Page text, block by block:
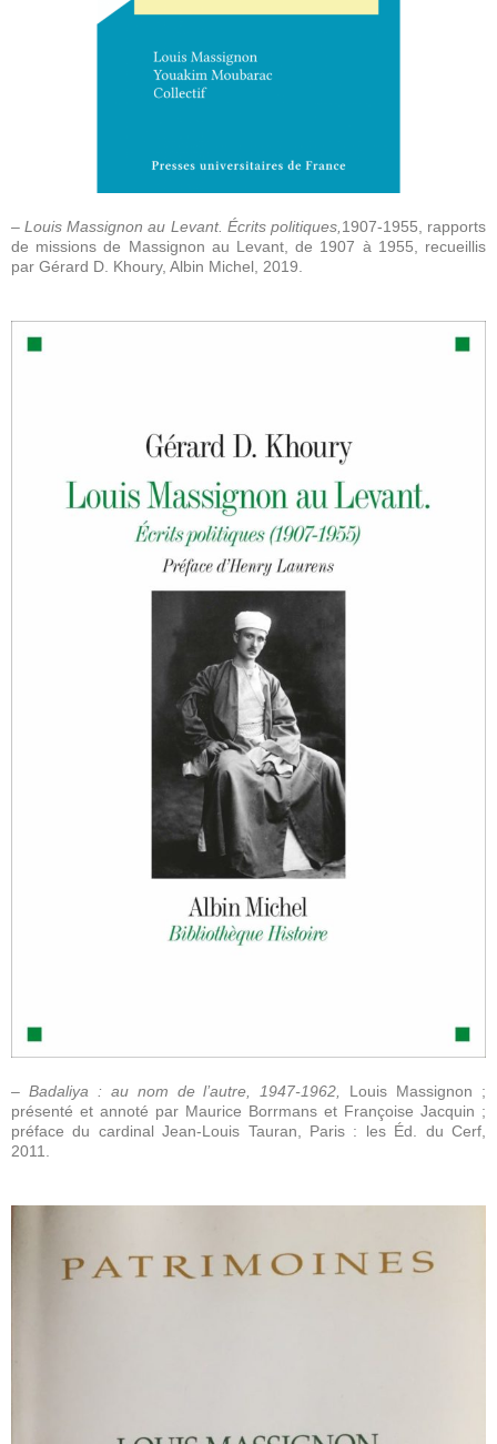
– Louis Massignon au Levant. Écrits politiques, 1907-1955, rapports
de missions de Massignon au Levant, de 1907 à 1955, recueillis
par Gérard D. Khoury, Albin Michel, 2019.
– Badaliya : au nom de l’autre, 1947-1962, Louis Massignon ;
présenté et annoté par Maurice Borrmans et Françoise Jacquin ;
préface du cardinal Jean-Louis Tauran, Paris : les Éd. du Cerf,
2011.